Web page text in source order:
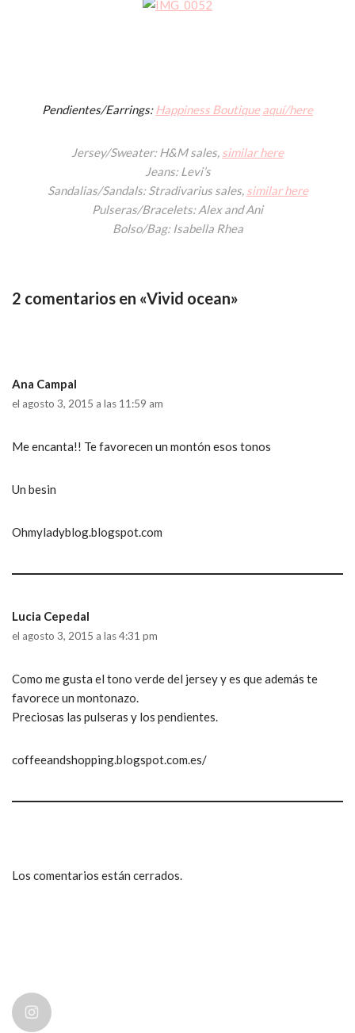
Pendientes/Earrings:Happiness Boutique aquí/here
Jersey/Sweater: H&M sales, similar here
Jeans: Levi’s
Sandalias/Sandals: Stradivarius sales, similar here
Pulseras/Bracelets: Alex and Ani
Bolso/Bag: Isabella Rhea
2 comentarios en «Vivid ocean»
Ana Campal
el agosto 3, 2015 a las 11:59 am
Me encanta!! Te favorecen un montón esos tonos
Un besin
Ohmyladyblog.blogspot.com
Lucia Cepedal
el agosto 3, 2015 a las 4:31 pm
Como me gusta el tono verde del jersey y es que además te
favorece un montonazo.
Preciosas las pulseras y los pendientes.
coffeeandshopping.blogspot.com.es/
Los comentarios están cerrados.